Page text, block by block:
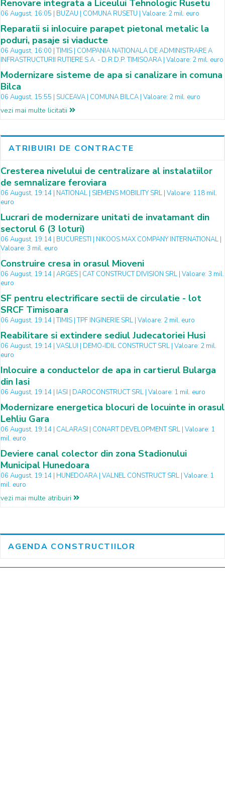
Renovare integrata a Liceului Tehnologic Rusetu
06 August, 16:05 | BUZAU | COMUNA RUSETU | Valoare: 2 mil. euro
Reparatii si inlocuire parapet pietonal metalic la
poduri, pasaje si viaducte
06 August, 16:00 | TIMIS | COMPANIA NATIONALA DE ADMINISTRARE A
INFRASTRUCTURII RUTIERE S.A. - D.R.D.P. TIMISOARA | Valoare: 2 mil. euro
Modernizare sisteme de apa si canalizare in comuna
Bilca
06 August, 15:55 | SUCEAVA | COMUNA BILCA | Valoare: 2 mil. euro
vezi mai multe licitatii
ATRIBUIRI DE CONTRACTE
Cresterea nivelului de centralizare al instalatiilor
de semnalizare feroviara
06 August, 19:14 | NATIONAL | SIEMENS MOBILITY SRL | Valoare: 118 mil.
euro
Lucrari de modernizare unitati de invatamant din
sectorul 6 (3 loturi)
06 August, 19:14 | BUCURESTI | NIKOOS MAX COMPANY INTERNATIONAL |
Valoare: 3 mil. euro
Construire cresa in orasul Mioveni
06 August, 19:14 | ARGES | CAT CONSTRUCT DIVISION SRL | Valoare: 3 mil.
euro
SF pentru electrificare sectii de circulatie - lot
SRCF Timisoara
06 August, 19:14 | TIMIS | TPF INGINERIE SRL | Valoare: 2 mil. euro
Reabilitare si extindere sediul Judecatoriei Husi
06 August, 19:14 | VASLUI | DEMO-IDIL CONSTRUCT SRL | Valoare: 2 mil.
euro
Inlocuire a conductelor de apa in cartierul Bularga
din Iasi
06 August, 19:14 | IASI | DAROCONSTRUCT SRL | Valoare: 1 mil. euro
Modernizare energetica blocuri de locuinte in orasul
Lehliu Gara
06 August, 19:14 | CALARASI | CONART DEVELOPMENT SRL | Valoare: 1
mil. euro
Deviere canal colector din zona Stadionului
Municipal Hunedoara
06 August, 19:14 | HUNEDOARA | VALNEL CONSTRUCT SRL | Valoare: 1
mil. euro
vezi mai multe atribuiri
AGENDA CONSTRUCTIILOR